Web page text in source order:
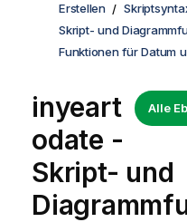
Erstellen
Skript- und
Funktionen für Datum
Alle
inyeart
odate -
Skript- und